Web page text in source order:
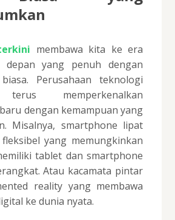
membawa kita ke era
depan yang penuh dengan
Perusahaan teknologi
memperkenalkan
dengan kemampuan yang
Misalnya, smartphone lipat
yang memungkinkan
tablet dan smartphone
Atau kacamata pintar
reality yang membawa
ke dunia nyata.